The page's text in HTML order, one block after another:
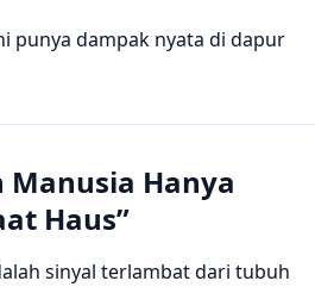
punya dampak nyata di dapur
Manusia Hanya
Haus”
sinyal terlambat dari tubuh